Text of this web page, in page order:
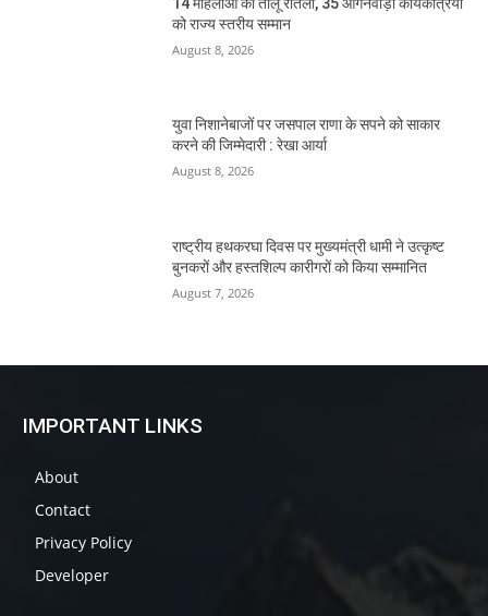
को राज्य स्तरीय सम्मान
August 8, 2026
युवा निशानेबाजों पर जसपाल राणा के सपने को साकार
करने की जिम्मेदारी : रेखा आर्या
August 8, 2026
राष्ट्रीय हथकरघा दिवस पर मुख्यमंत्री धामी ने उत्कृष्ट
बुनकरों और हस्तशिल्प कारीगरों को किया सम्मानित
August 7, 2026
IMPORTANT LINKS
About
Contact
Privacy Policy
Developer